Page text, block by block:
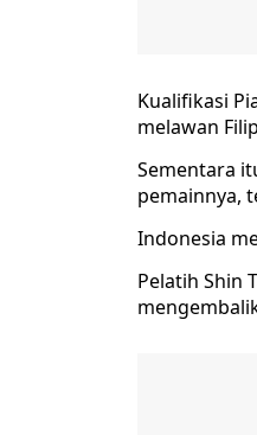
Kualifikasi
melawan
Sementara
pemainnya,
Indonesia
Pelatih Shin